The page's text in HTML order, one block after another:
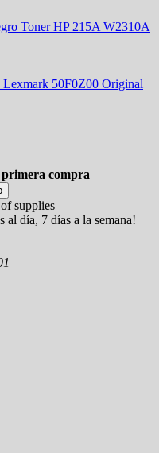
Toner HP 215A W2310A
50F0Z00 Original
compra
al día, 7 días a la semana!